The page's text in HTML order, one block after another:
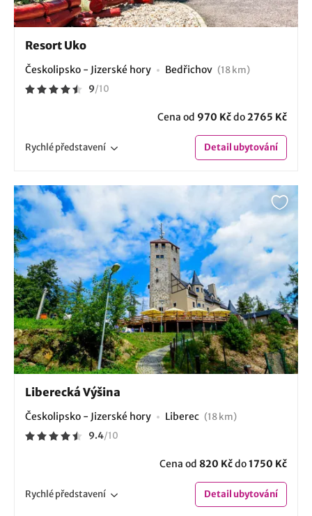
Resort Uko
Českolipsko - Jizerské hory Bedřichov (18 km)
9/10
Cena od 970 Kčdo2765 Kč
Rychlépředstavení Detailubytování
Liberecká Výšina
Českolipsko - Jizerské hory Liberec (18 km)
9.4/10
Cena od 820 Kčdo1750 Kč
Rychlépředstavení Detailubytování